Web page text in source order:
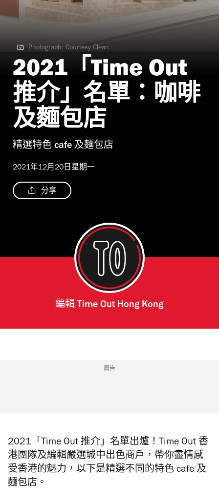
Photograph: Courtesy Clean
Photograph: Courtesy Clean
2021「Time Out
推介」名單：咖啡
及麵包店
精選特色 cafe 及麵包店
2021年12月20日星期一
分享
編輯 Time Out Hong Kong
廣告
2021「Time Out 推介」名單出爐！ Time Out 香
港團隊及編輯嚴選城中出色商戶，帶你盡情感
受香港的魅力，以下是精選不同的特色 cafe 及
麵包店。